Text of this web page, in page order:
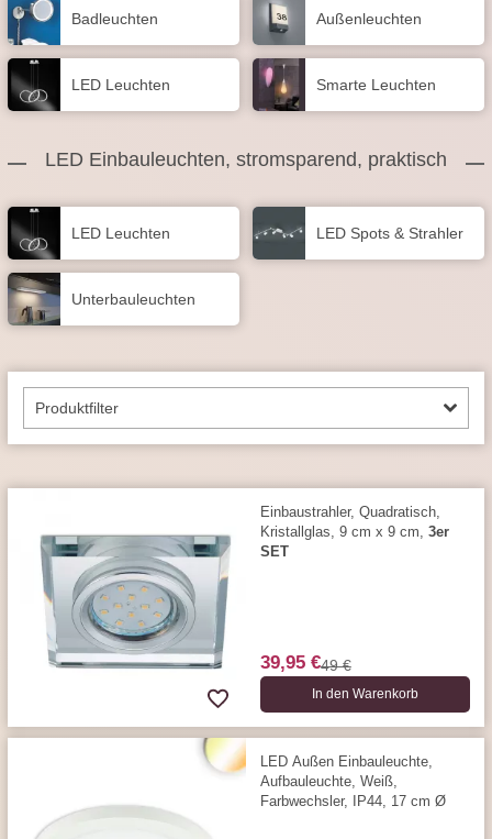
Badleuchten Außen­leuchten
LED Leuchten Smarte Leuchten
LED Einbauleuchten, stromsparend, praktisch
LED Leuchten LED Spots & Strahler
Unterbau­leuchten
Produktfilter
Einbaustrahler, Quadratisch,
Kristallglas, 9 cm x 9 cm, 3er
SET
39,95 €49 €
In den Warenkorb
LED Außen Einbauleuchte,
Aufbauleuchte, Weiß,
Farbwechsler, IP44, 17 cm Ø